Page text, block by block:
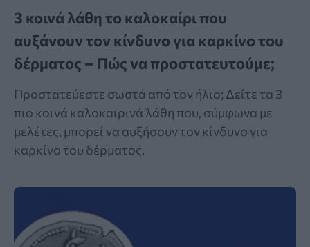
3 κοινά λάθη το καλοκαίρι που
αυξάνουν τον κίνδυνο για καρκίνο του
δέρματος – Πώς να προστατευτούμε;
Προστατεύεστε σωστά από τον ήλιο; Δείτε τα 3
πιο κοινά καλοκαιρινά λάθη που, σύμφωνα με
μελέτες, μπορεί να αυξήσουν τον κίνδυνο για
καρκίνο του δέρματος.